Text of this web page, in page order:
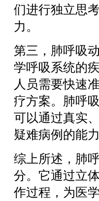
们进行独立思
力。
第三，肺呼吸
学呼吸系统的
人员需要快速
疗方案。肺呼
可以通过真实
疑难病例的能
综上所述，肺
分。它通过立
作过程，为医